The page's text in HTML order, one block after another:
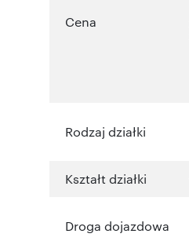
Cena
Rodzaj działki
Kształt działki
Droga dojazdowa